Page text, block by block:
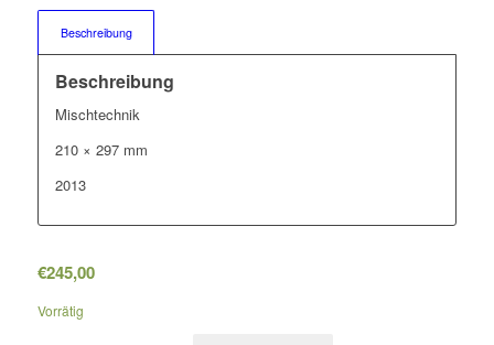
Beschreibung
Beschreibung
Mischtechnik
210 × 297 mm
2013
€245,00
Vorrätig